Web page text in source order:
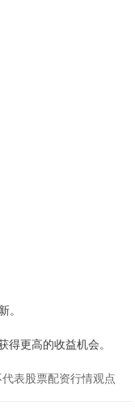
更高的收益机会。
表股票配资行情观点